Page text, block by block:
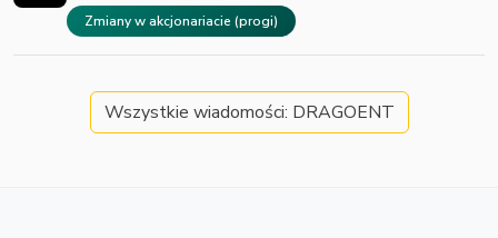
Zmiany w akcjonariacie (progi)
Wszystkie wiadomości: DRAGOENT